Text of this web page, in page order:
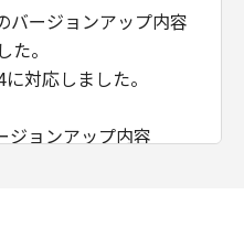
バージョンアップ内容
。
対応しました。
ジョンアップ内容